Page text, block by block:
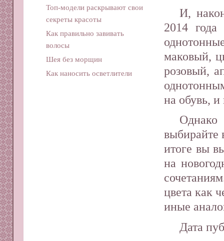
И,
2014
маковый,
розовый,
на обувь,
выбирайте
итоге вы
на
цвета как
иные
Дата
Топ-модели раскрывают свои
секреты красоты
Как правильно завивать
волосы
Шея без морщин
Как наносить осветлители